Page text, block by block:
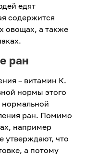
едят
содержится
овощах, а также
ран
– витамин К.
нормы этого
ран. Помимо
например
утверждают, что
а потому